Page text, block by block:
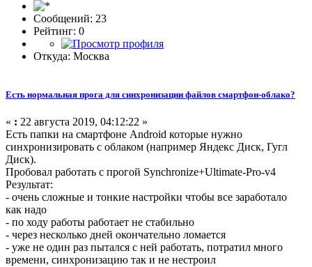
Сообщений: 23
Рейтинг: 0
Откуда: Москва
Есть нормальная прога для синхронизации файлов смартфон-облако?
« : 22 августа 2019, 04:12:22 »
Есть папки на смартфоне Android которые нужно
синхронизировать с облаком (например Яндекс Диск, Гугл
Диск).
Пробовал работать с прогой Synchronize+Ultimate-Pro-v4
Результат:
- очень сложные и тонкие настройки чтобы все заработало
как надо
- по ходу работы работает не стабильно
- через несколько дней окончательно ломается
- уже не один раз пытался с ней работать, потратил много
времени, синхронизацию так и не нестроил